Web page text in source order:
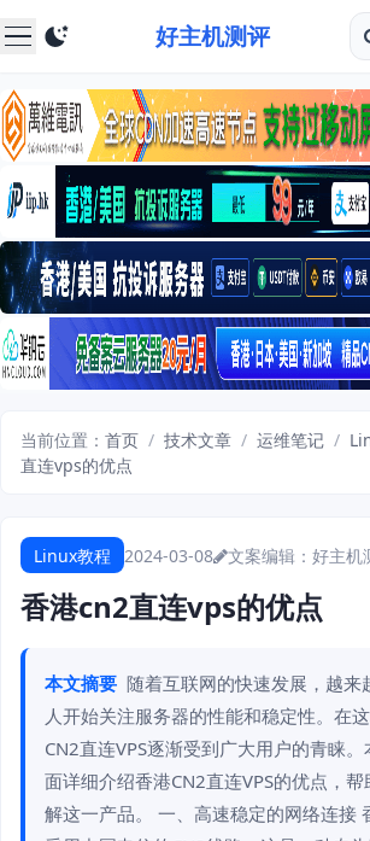
好主机测评
当前位置： 首页 / 技术文章 / 运维笔记 /
直连vps的优点
Linux教程 2024-03-08 文案编辑：好主机
香港cn2直连vps的优点
本文摘要 随着互联网的快速发展，越来
人开始关注服务器的性能和稳定性。在
CN2直连VPS逐渐受到广大用户的青睐
面详细介绍香港CN2直连VPS的优点，
解这一产品。 一、高速稳定的网络连接